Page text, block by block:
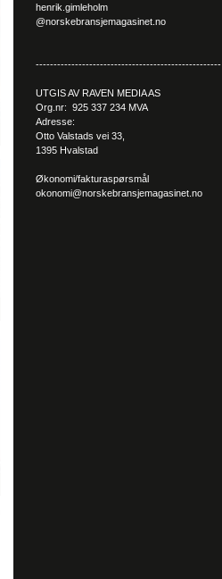
henrik.gimleholm
@norskebransjemagasinet.no
----------------------------------------------------
UTGIS AV RAVEN MEDIA AS
Org.nr: 925 337 234 MVA
Adresse:
Otto Valstads vei 33,
1395 Hvalstad
Økonomi/fakturaspørsmål
okonomi@norskebransjemagasinet.no